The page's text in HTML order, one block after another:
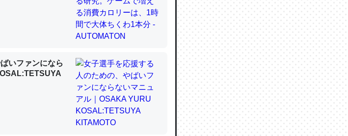
昆虫はなぜ海にいないのか」に関する新仮説
使う脊椎動物と貝類は苦労してるんだな…。腹足
力してるし。
昆虫はなぜ海にいないのか」に関する新仮説
いファンになら